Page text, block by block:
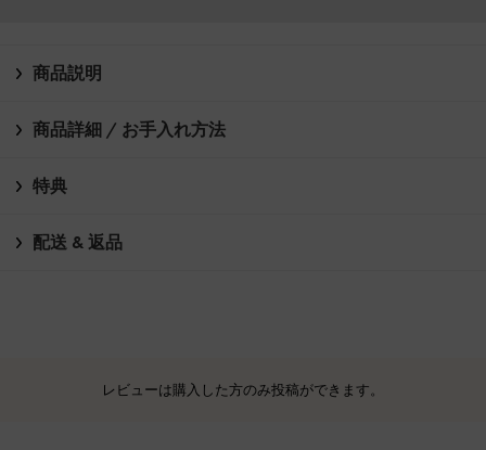
商品説明
商品詳細 / お手入れ方法
特典
配送 & 返品
レビューは購入した方のみ投稿ができます。